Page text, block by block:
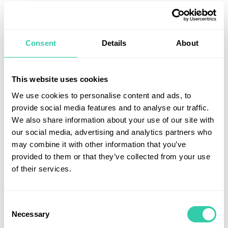
Consent Details About
This website uses cookies
We use cookies to personalise content and ads, to
provide social media features and to analyse our traffic.
We also share information about your use of our site with
our social media, advertising and analytics partners who
may combine it with other information that you’ve
provided to them or that they’ve collected from your use
of their services.
Selection
Necessary
Prasad har tidigare uttalat sig negativt om
godkännanden inom just dessa områden och
i en intervju var budskapet betydligt mer sansat. De
nya riktlinjerna för vaccingodkännande togs också
tidigare vilket indikerar att myndigheten fungerar
som den ska.